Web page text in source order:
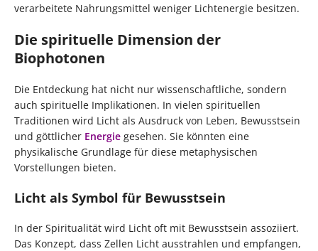
verarbeitete Nahrungsmittel weniger Lichtenergie besitzen.
Die spirituelle Dimension der
Biophotonen
Die Entdeckung hat nicht nur wissenschaftliche, sondern
auch spirituelle Implikationen. In vielen spirituellen
Traditionen wird Licht als Ausdruck von Leben, Bewusstsein
und göttlicher Energie gesehen. Sie könnten eine
physikalische Grundlage für diese metaphysischen
Vorstellungen bieten.
Licht als Symbol für Bewusstsein
In der Spiritualität wird Licht oft mit Bewusstsein assoziiert.
Das Konzept, dass Zellen Licht ausstrahlen und empfangen,